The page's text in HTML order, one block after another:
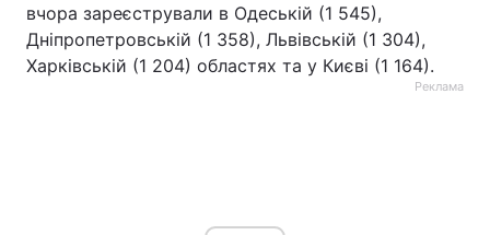
вчора зареєстрували в Одеській (1 545),
Дніпропетровській (1 358), Львівській (1 304),
Харківській (1 204) областях та у Києві (1 164).
Реклама